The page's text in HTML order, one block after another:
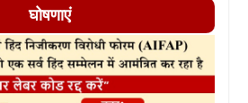
घोषणाएं